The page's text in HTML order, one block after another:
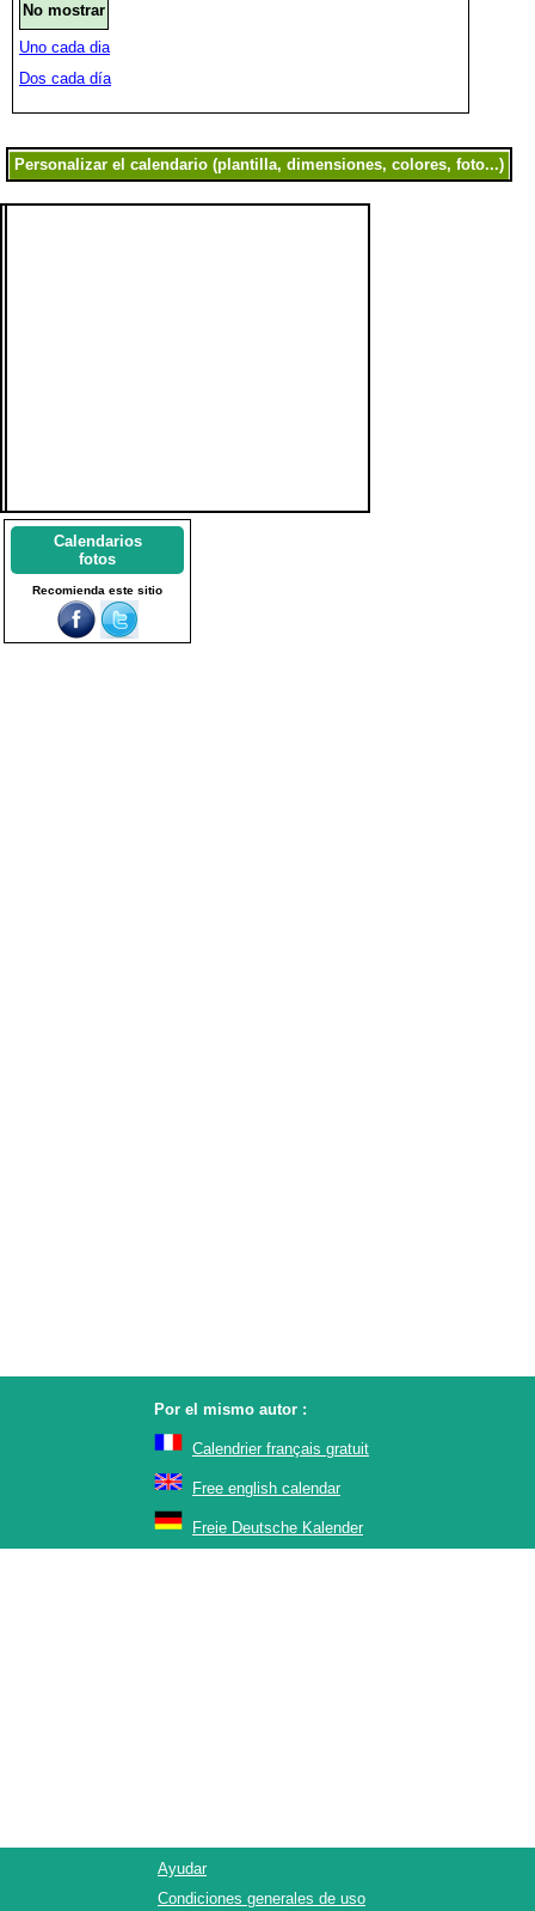
No mostrar
Uno cada dia
Dos cada día
Calendarios
fotos
Recomienda este sitio
Por el mismo autor :
Calendrier français gratuit
Free english calendar
Freie Deutsche Kalender
Ayudar
Condiciones generales de uso